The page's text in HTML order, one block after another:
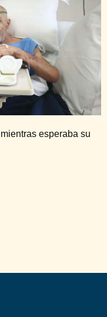
esperaba su